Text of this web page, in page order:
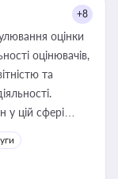
+8
оцінки
оцінювачів,
та
у цій сфері
або
оренди